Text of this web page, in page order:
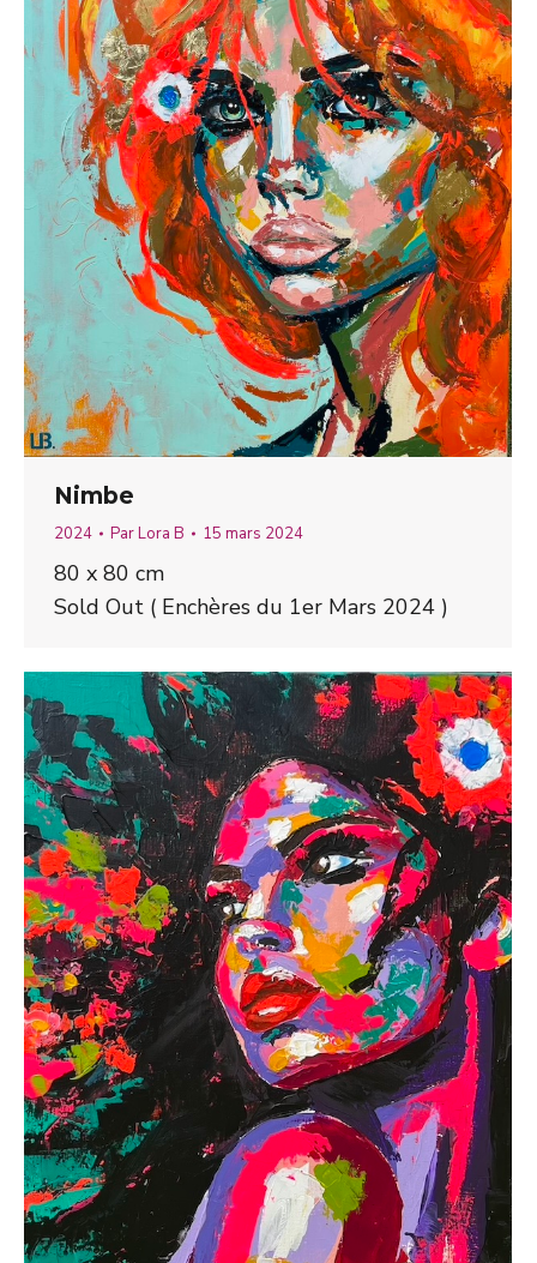
Nimbe
2024 ParLora B 15 mars 2024
80 x 80 cm
Sold Out ( Enchères du 1er Mars 2024 )